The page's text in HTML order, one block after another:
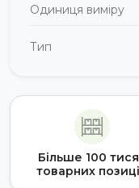
Одиниця виміру
Тип
Більше 100
товарних